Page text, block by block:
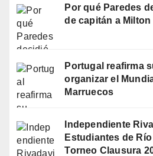
Por qué Paredes
de capitán a
Portugal reafirma
organizar el
Marruecos
Independiente
Estudiantes de
Torneo Clausura